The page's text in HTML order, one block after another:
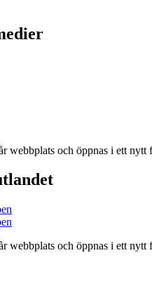
webbplats och öppnas i ett nytt
webbplats och öppnas i ett nytt